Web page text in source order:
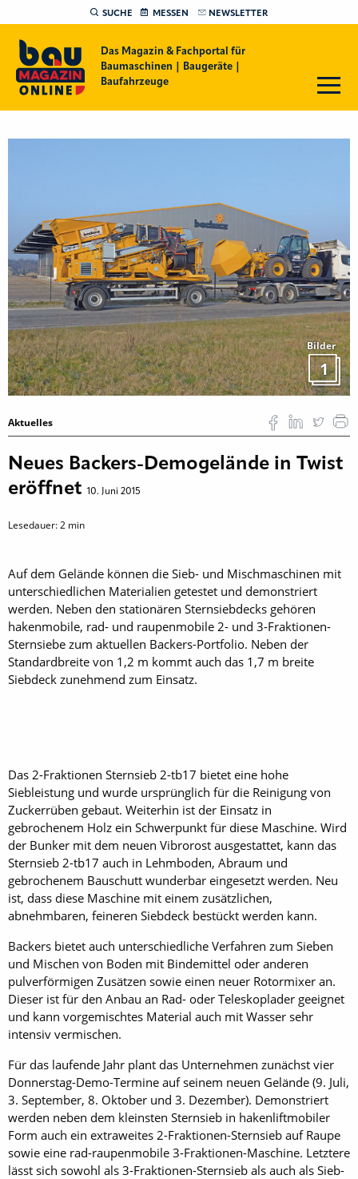
SUCHE MESSEN NEWSLETTER
Das Magazin & Fachportal für
Baumaschinen | Baugeräte |
Baufahrzeuge
Bilder
1
Aktuelles
Neues Backers-Demogelände in Twist
eröffnet 10. Juni 2015
Lesedauer:2 min
Auf dem Gelände können die Sieb- und Mischmaschinen mit
unterschiedlichen Materialien getestet und demonstriert
werden. Neben den stationären Sternsiebdecks gehören
hakenmobile, rad- und raupenmobile 2- und 3-Fraktionen-
Sternsiebe zum aktuellen Backers-Portfolio. Neben der
Standardbreite von 1,2 m kommt auch das 1,7 m breite
Siebdeck zunehmend zum Einsatz.
Das 2-Fraktionen Sternsieb 2-tb17 bietet eine hohe
Siebleistung und wurde ursprünglich für die Reinigung von
Zuckerrüben gebaut. Weiterhin ist der Einsatz in
gebrochenem Holz ein Schwerpunkt für diese Maschine. Wird
der Bunker mit dem neuen Vibrorost ausgestattet, kann das
Sternsieb 2-tb17 auch in Lehmboden, Abraum und
gebrochenem Bauschutt wunderbar eingesetzt werden. Neu
ist, dass diese Maschine mit einem zusätzlichen,
abnehmbaren, feineren Siebdeck bestückt werden kann.
Backers bietet auch unterschiedliche Verfahren zum Sieben
und Mischen von Boden mit Bindemittel oder anderen
pulverförmigen Zusätzen sowie einen neuer Rotormixer an.
Dieser ist für den Anbau an Rad- oder Teleskoplader geeignet
und kann vorgemischtes Material auch mit Wasser sehr
intensiv vermischen.
Für das laufende Jahr plant das Unternehmen zunächst vier
Donnerstag-Demo-Termine auf seinem neuen Gelände (9. Juli,
3. September, 8. Oktober und 3. Dezember). Demonstriert
werden neben dem kleinsten Sternsieb in hakenliftmobiler
Form auch ein extraweites 2-Fraktionen-Sternsieb auf Raupe
sowie eine rad-raupenmobile 3-Fraktionen-Maschine. Letztere
lässt sich sowohl als 3-Fraktionen-Sternsieb als auch als Sieb-